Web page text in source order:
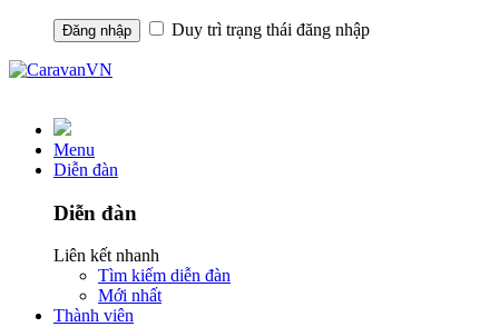
Duy trì trạng thái đăng nhập
Menu
Diễn đàn
Diễn đàn
Liên kết nhanh
Tìm kiếm diễn đàn
Mới nhất
Thành viên